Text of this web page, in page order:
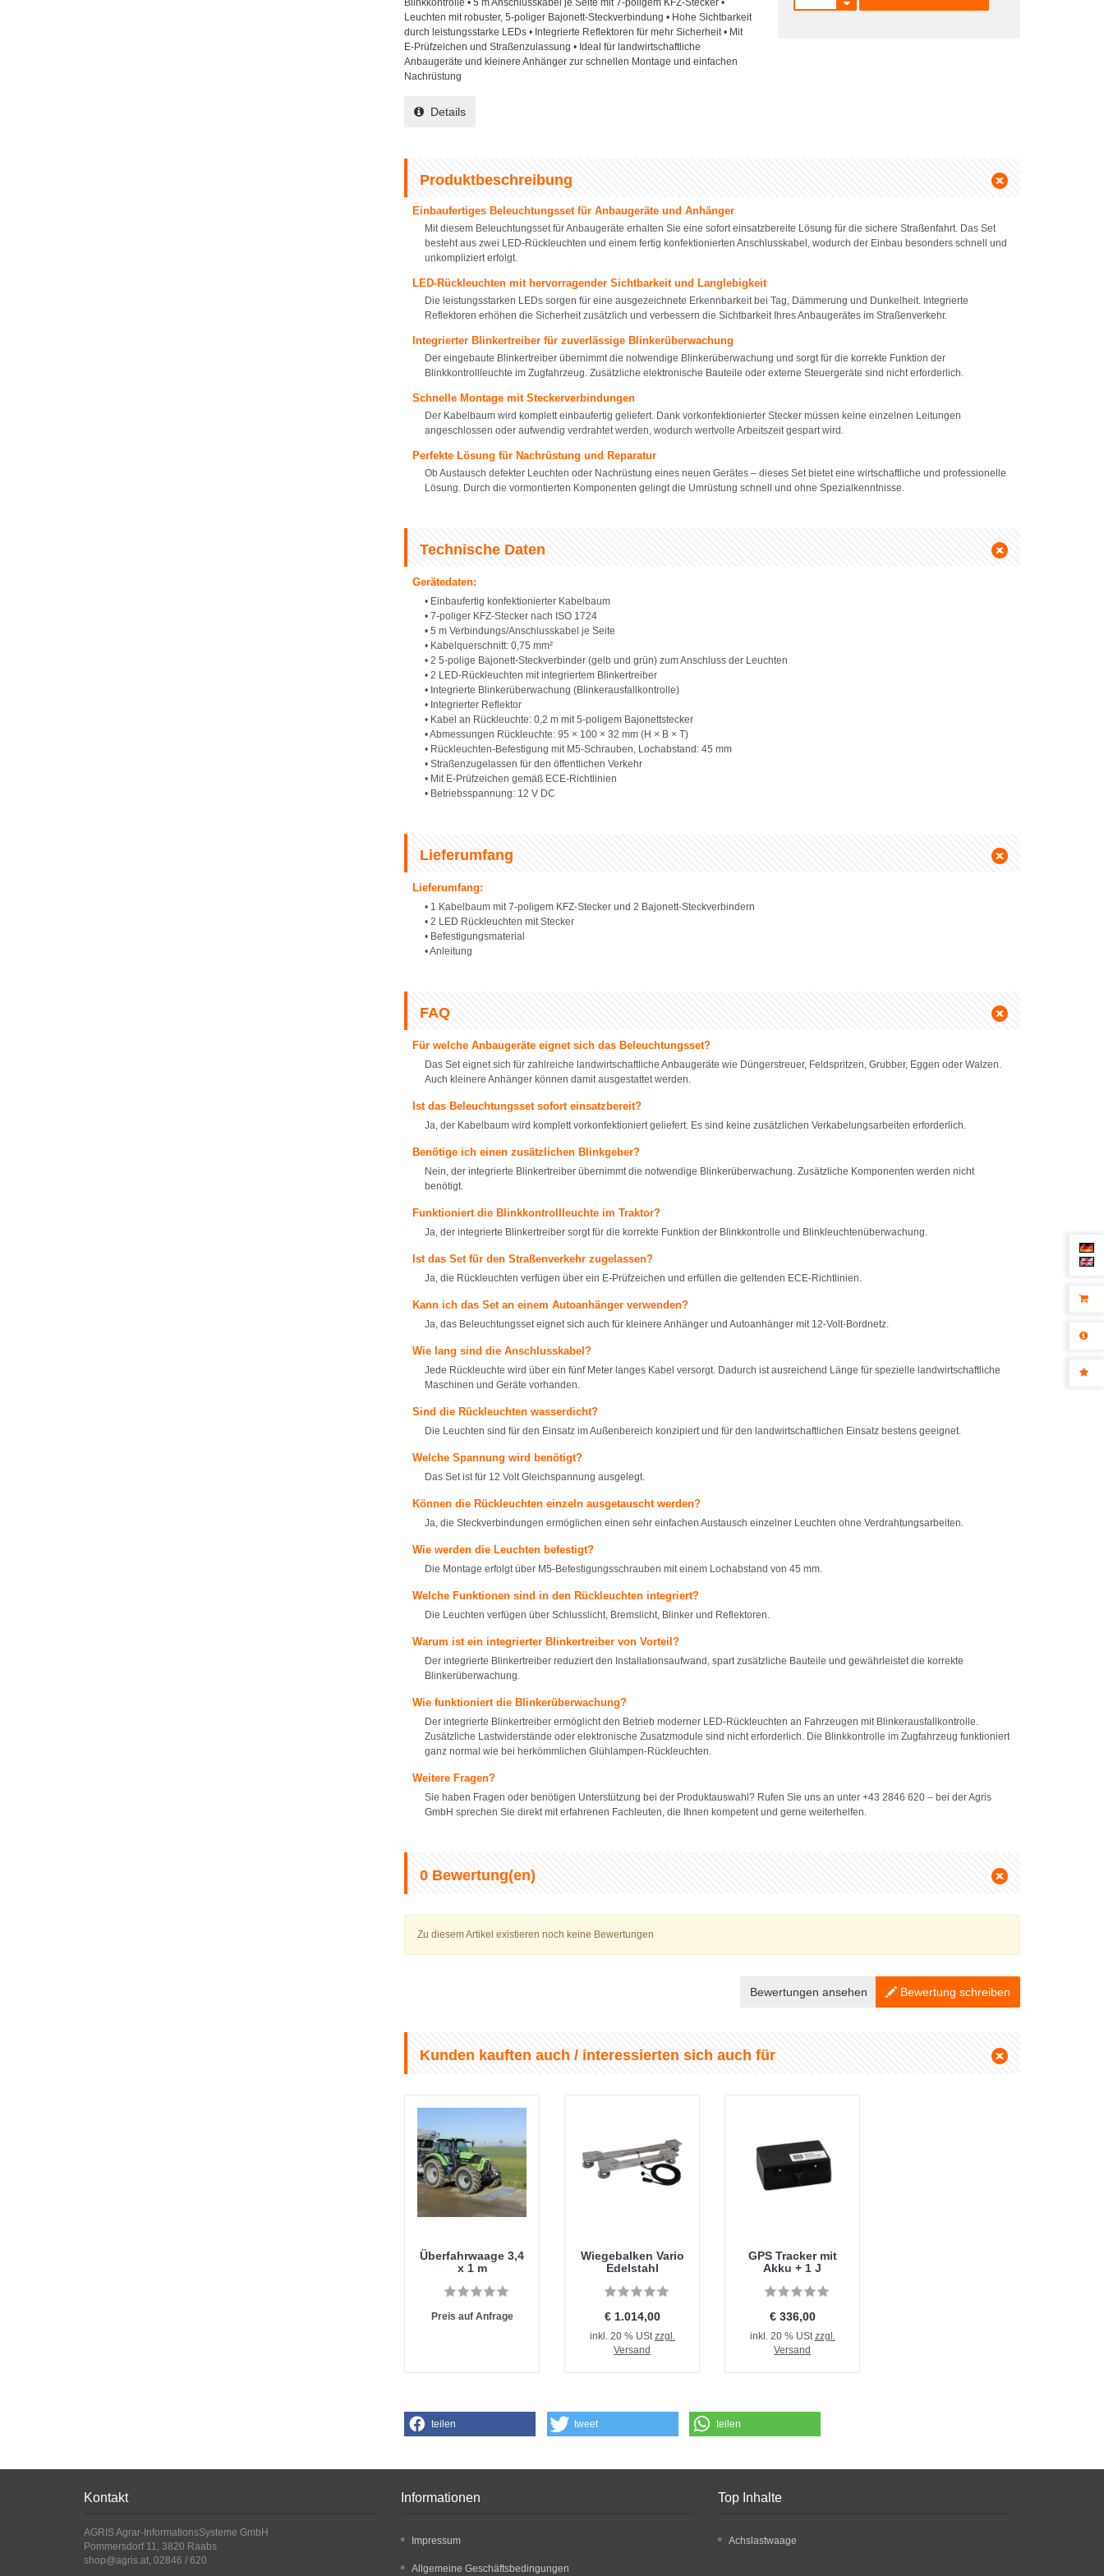
Blinkkontrolle • 5 m Anschlusskabel je Seite mit 7-poligem KFZ-Stecker •
Leuchten mit robuster, 5-poliger Bajonett-Steckverbindung • Hohe Sichtbarkeit
durch leistungsstarke LEDs • Integrierte Reflektoren für mehr Sicherheit • Mit
E-Prüfzeichen und Straßenzulassung • Ideal für landwirtschaftliche
Anbaugeräte und kleinere Anhänger zur schnellen Montage und einfachen
Nachrüstung
Details
Produktbeschreibung
Einbaufertiges Beleuchtungsset für Anbaugeräte und Anhänger
Mit diesem Beleuchtungsset für Anbaugeräte erhalten Sie eine sofort einsatzbereite Lösung für die sichere Straßenfahrt. Das Set
besteht aus zwei LED-Rückleuchten und einem fertig konfektionierten Anschlusskabel, wodurch der Einbau besonders schnell und
unkompliziert erfolgt.
LED-Rückleuchten mit hervorragender Sichtbarkeit und Langlebigkeit
Die leistungsstarken LEDs sorgen für eine ausgezeichnete Erkennbarkeit bei Tag, Dämmerung und Dunkelheit. Integrierte
Reflektoren erhöhen die Sicherheit zusätzlich und verbessern die Sichtbarkeit Ihres Anbaugerätes im Straßenverkehr.
Integrierter Blinkertreiber für zuverlässige Blinkerüberwachung
Der eingebaute Blinkertreiber übernimmt die notwendige Blinkerüberwachung und sorgt für die korrekte Funktion der
Blinkkontrollleuchte im Zugfahrzeug. Zusätzliche elektronische Bauteile oder externe Steuergeräte sind nicht erforderlich.
Schnelle Montage mit Steckerverbindungen
Der Kabelbaum wird komplett einbaufertig geliefert. Dank vorkonfektionierter Stecker müssen keine einzelnen Leitungen
angeschlossen oder aufwendig verdrahtet werden, wodurch wertvolle Arbeitszeit gespart wird.
Perfekte Lösung für Nachrüstung und Reparatur
Ob Austausch defekter Leuchten oder Nachrüstung eines neuen Gerätes – dieses Set bietet eine wirtschaftliche und professionelle
Lösung. Durch die vormontierten Komponenten gelingt die Umrüstung schnell und ohne Spezialkenntnisse.
Technische Daten
Gerätedaten:
• Einbaufertig konfektionierter Kabelbaum
• 7-poliger KFZ-Stecker nach ISO 1724
• 5 m Verbindungs/Anschlusskabel je Seite
• Kabelquerschnitt: 0,75 mm²
• 2 5-polige Bajonett-Steckverbinder (gelb und grün) zum Anschluss der Leuchten
• 2 LED-Rückleuchten mit integriertem Blinkertreiber
• Integrierte Blinkerüberwachung (Blinkerausfallkontrolle)
• Integrierter Reflektor
• Kabel an Rückleuchte: 0,2 m mit 5-poligem Bajonettstecker
• Abmessungen Rückleuchte: 95 × 100 × 32 mm (H × B × T)
• Rückleuchten-Befestigung mit M5-Schrauben, Lochabstand: 45 mm
• Straßenzugelassen für den öffentlichen Verkehr
• Mit E-Prüfzeichen gemäß ECE-Richtlinien
• Betriebsspannung: 12 V DC
Lieferumfang
Lieferumfang:
• 1 Kabelbaum mit 7-poligem KFZ-Stecker und 2 Bajonett-Steckverbindern
• 2 LED Rückleuchten mit Stecker
• Befestigungsmaterial
• Anleitung
FAQ
Für welche Anbaugeräte eignet sich das Beleuchtungsset?
Das Set eignet sich für zahlreiche landwirtschaftliche Anbaugeräte wie Düngerstreuer, Feldspritzen, Grubber, Eggen oder Walzen.
Auch kleinere Anhänger können damit ausgestattet werden.
Ist das Beleuchtungsset sofort einsatzbereit?
Ja, der Kabelbaum wird komplett vorkonfektioniert geliefert. Es sind keine zusätzlichen Verkabelungsarbeiten erforderlich.
Benötige ich einen zusätzlichen Blinkgeber?
Nein, der integrierte Blinkertreiber übernimmt die notwendige Blinkerüberwachung. Zusätzliche Komponenten werden nicht
benötigt.
Funktioniert die Blinkkontrollleuchte im Traktor?
Ja, der integrierte Blinkertreiber sorgt für die korrekte Funktion der Blinkkontrolle und Blinkleuchtenüberwachung.
Ist das Set für den Straßenverkehr zugelassen?
Ja, die Rückleuchten verfügen über ein E-Prüfzeichen und erfüllen die geltenden ECE-Richtlinien.
Kann ich das Set an einem Autoanhänger verwenden?
Ja, das Beleuchtungsset eignet sich auch für kleinere Anhänger und Autoanhänger mit 12-Volt-Bordnetz.
Wie lang sind die Anschlusskabel?
Jede Rückleuchte wird über ein fünf Meter langes Kabel versorgt. Dadurch ist ausreichend Länge für spezielle landwirtschaftliche
Maschinen und Geräte vorhanden.
Sind die Rückleuchten wasserdicht?
Die Leuchten sind für den Einsatz im Außenbereich konzipiert und für den landwirtschaftlichen Einsatz bestens geeignet.
Welche Spannung wird benötigt?
Das Set ist für 12 Volt Gleichspannung ausgelegt.
Können die Rückleuchten einzeln ausgetauscht werden?
Ja, die Steckverbindungen ermöglichen einen sehr einfachen Austausch einzelner Leuchten ohne Verdrahtungsarbeiten.
Wie werden die Leuchten befestigt?
Die Montage erfolgt über M5-Befestigungsschrauben mit einem Lochabstand von 45 mm.
Welche Funktionen sind in den Rückleuchten integriert?
Die Leuchten verfügen über Schlusslicht, Bremslicht, Blinker und Reflektoren.
Warum ist ein integrierter Blinkertreiber von Vorteil?
Der integrierte Blinkertreiber reduziert den Installationsaufwand, spart zusätzliche Bauteile und gewährleistet die korrekte
Blinkerüberwachung.
Wie funktioniert die Blinkerüberwachung?
Der integrierte Blinkertreiber ermöglicht den Betrieb moderner LED-Rückleuchten an Fahrzeugen mit Blinkerausfallkontrolle.
Zusätzliche Lastwiderstände oder elektronische Zusatzmodule sind nicht erforderlich. Die Blinkkontrolle im Zugfahrzeug funktioniert
ganz normal wie bei herkömmlichen Glühlampen-Rückleuchten.
Weitere Fragen?
Sie haben Fragen oder benötigen Unterstützung bei der Produktauswahl? Rufen Sie uns an unter +43 2846 620 – bei der Agris
GmbH sprechen Sie direkt mit erfahrenen Fachleuten, die Ihnen kompetent und gerne weiterhelfen.
0 Bewertung(en)
Zu diesem Artikel existieren noch keine Bewertungen
Bewertungen ansehen Bewertung schreiben
Kunden kauften auch / interessierten sich auch für
Überfahrwaage 3,4
x 1 m
Preis auf Anfrage
Wiegebalken Vario
Edelstahl
€ 1.014,00
inkl. 20 % UStzzgl.
Versand
GPS Tracker mit
Akku + 1 J
€ 336,00
inkl. 20 % UStzzgl.
Versand
teilen tweet teilen
Kontakt
AGRIS Agrar-InformationsSysteme GmbH
Pommersdorf 11, 3820 Raabs
shop@agris.at, 02846 / 620
Informationen
Impressum
Allgemeine Geschäftsbedingungen
Top Inhalte
Achslastwaage